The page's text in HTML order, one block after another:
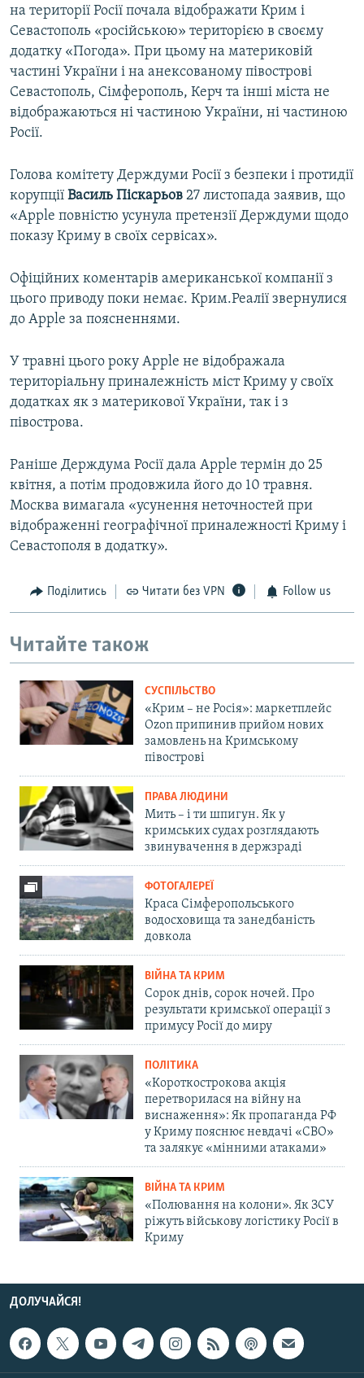
на території Росії почала відображати Крим і
Севастополь «російською» територією в своєму
додатку «Погода». При цьому на материковій
частині України і на анексованому півострові
Севастополь, Сімферополь, Керч та інші міста не
відображаються ні частиною України, ні частиною
Росії.
Голова комітету Держдуми Росії з безпеки і протидії
корупції Василь Піскарьов 27 листопада заявив, що
«Apple повністю усунула претензії Держдуми щодо
показу Криму в своїх сервісах».
Офіційних коментарів американської компанії з
цього приводу поки немає. Крим.Реалії звернулися
до Apple за поясненнями.
У травні цього року Apple не відображала
територіальну приналежність міст Криму у своїх
додатках як з материкової України, так і з
півострова.
Раніше Держдума Росії дала Apple термін до 25
квітня, а потім продовжила його до 10 травня.
Москва вимагала «усунення неточностей при
відображенні географічної приналежності Криму і
Севастополя в додатку».
Поділитись Читати без VPN Follow us
Читайте також
СУСПІЛЬСТВО
«Крим – не Росія»: маркетплейс
Ozon припинив прийом нових
замовлень на Кримському
півострові
ПРАВА ЛЮДИНИ
Мить – і ти шпигун. Як у
кримських судах розглядають
звинувачення в держзраді
ФОТОГАЛЕРЕЇ
Краса Сімферопольського
водосховища та занедбаність
довкола
ВІЙНА ТА КРИМ
Сорок днів, сорок ночей. Про
результати кримської операції з
примусу Росії до миру
ПОЛІТИКА
«Короткострокова акція
перетворилася на війну на
виснаження»: Як пропаганда РФ
у Криму пояснює невдачі «СВО»
та залякує «мінними атаками»
ВІЙНА ТА КРИМ
«Полювання на колони». Як ЗСУ
ріжуть військову логістику Росії в
Криму
ДОЛУЧАЙСЯ!